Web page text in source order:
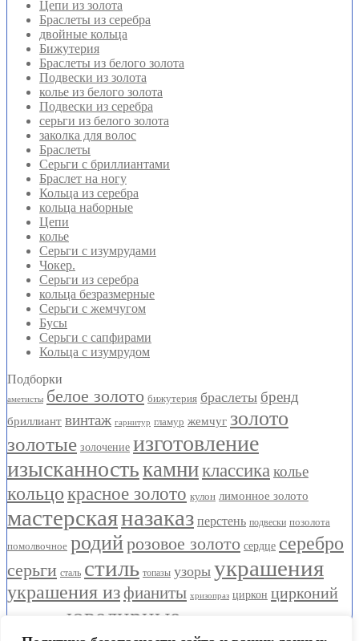
Цепи из золота
Браслеты из серебра
двойные кольца
Бижутерия
Браслеты из белого золота
Подвески из золота
колье из белого золота
Подвески из серебра
серьги из белого золота
заколка для волос
Браслеты
Серьги с бриллиантами
Браслет на ногу
Кольца из серебра
кольца наборные
Цепи
колье
Серьги с изумрудами
Чокер.
Серьги из серебра
кольца безразмерные
Серьги с жемчугом
Бусы
Серьги с сапфирами
Кольца с изумрудом
Подборки
аметисты белое золото бижутерия браслеты бренд
бриллиант винтаж гарнитур гламур жемчуг золото
золотые золочение изготовление
изысканностькамниклассика колье
кольцо красное золото кулон лимонное золото
мастерскаяназаказ перстень подвески позолота
помолвочное родийрозовое золото сердце серебро
серьги сталь стиль топазы узоры украшения
украшения изфианиты хризопраз циркон цирконий
ювелирные
© Ювелирный Салон Елены Стецовой 2025